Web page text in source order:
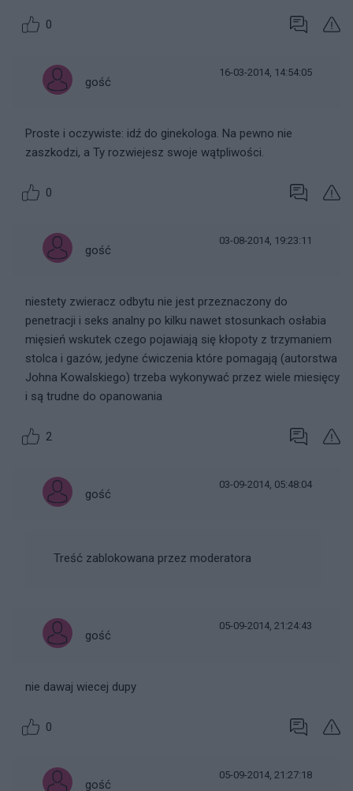
0
gość
16-03-2014, 14:54:05
Proste i oczywiste: idź do ginekologa. Na pewno nie
zaszkodzi, a Ty rozwiejesz swoje wątpliwości.
0
gość
03-08-2014, 19:23:11
niestety zwieracz odbytu nie jest przeznaczony do
penetracji i seks analny po kilku nawet stosunkach osłabia
mięsień wskutek czego pojawiają się kłopoty z trzymaniem
stolca i gazów, jedyne ćwiczenia które pomagają (autorstwa
Johna Kowalskiego) trzeba wykonywać przez wiele miesięcy
i są trudne do opanowania
2
gość
03-09-2014, 05:48:04
Treść zablokowana przez moderatora
gość
05-09-2014, 21:24:43
nie dawaj wiecej dupy
0
gość
05-09-2014, 21:27:18